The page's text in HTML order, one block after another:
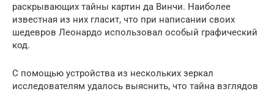
раскрывающих тайны картин да Винчи. Наиболее
известная из них гласит, что при написании своих
шедевров Леонардо использовал особый графический
код.
С помощью устройства из нескольких зеркал
исследователям удалось выяснить, что тайна взглядов